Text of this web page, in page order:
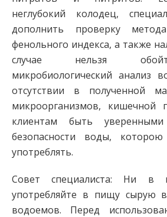
неглубокий колодец,
дополнить проверку
фенольного индекса, а также
случае нельзя
микробиологический анализ
отсутствии в полученной
микроорганизмов, кишечной
клиентам быть
безопасности воды,
употреблять.
Совет специалиста: Ни в
употребляйте в пищу сырую
водоемов. Перед